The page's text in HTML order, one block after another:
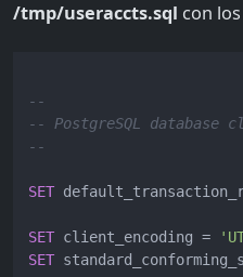
/tmp/useraccts.sql con
--
-- PostgreSQL database
--
SET
SET client_encoding =
SET